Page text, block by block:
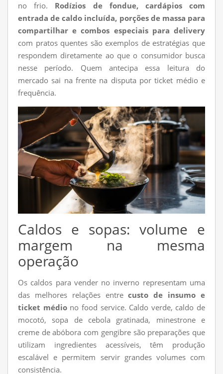
no frio. Rodízios de fondue, cardápios com
entrada de caldo incluída, porções de massa para
compartilhar e combos especiais para delivery
com pratos quentes são exemplos de estratégias que
respondem diretamente ao que o consumidor busca
nesse período. Quem antecipa essa leitura do
mercado sai na frente na disputa por ticket médio e
frequência.
Caldos e sopas: volume e
margem na mesma
operação
Os caldos para vender no inverno representam uma
das melhores relações entrecusto de insumo e
ticket médiono food service. Caldo verde, caldo de
mocotó, sopa de cebola gratinada, minestrone e
creme de abóbora com gengibre são preparações que
utilizam ingredientes acessíveis, têm produção
escalável e permitem servir grandes volumes com
consistência.